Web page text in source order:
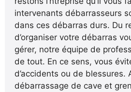
intervenants débarrasseurs
dans ces débarras durs. Du
d’organiser votre débarras
gérer, notre équipe de
de tout. En ce sens, vous
d’accidents ou de blessures.
débarrassage de cave et